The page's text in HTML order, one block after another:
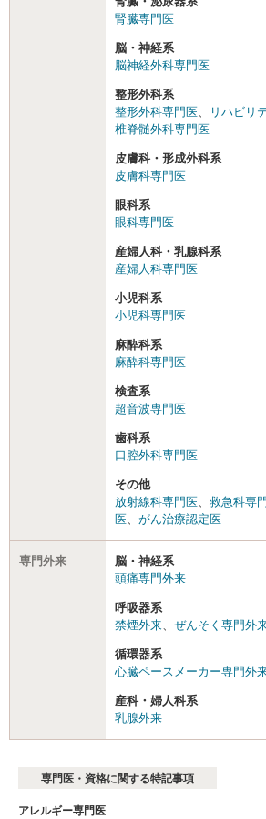
腎臓専門医
脳・神経系
脳神経外科専門医
整形外科系
整形外科専門医
リハビリ
椎脊髄外科専門医
皮膚科・形成外科系
皮膚科専門医
眼科系
眼科専門医
産婦人科・乳腺科系
産婦人科専門医
小児科系
小児科専門医
麻酔科系
麻酔科専門医
検査系
超音波専門医
歯科系
口腔外科専門医
その他
放射線科専門医
救急科専
医
がん治療認定医
専門外来
脳・神経系
頭痛専門外来
呼吸器系
禁煙外来
ぜんそく専門外
循環器系
心臓ペースメーカー専門外
産科・婦人科系
乳腺外来
専門医・資格に関する特記事項
アレルギー専門医